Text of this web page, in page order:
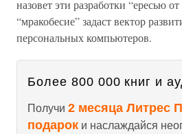
назовет эти разработки “ересью
“мракобесие” задаст вектор
персональных компьютеров.
Более 800 000 книг и
Получи 2 месяца Литрес
подарок и наслаждайся